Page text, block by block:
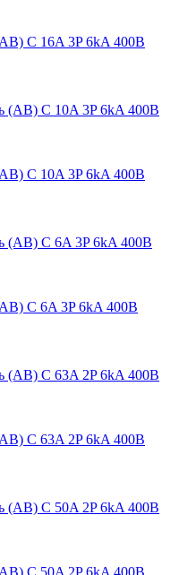
C 16A 3P 6kA 400В
C 10A 3P 6kA 400В
C 6A 3P 6kA 400В
C 63A 2P 6kA 400В
C 50A 2P 6kA 400В